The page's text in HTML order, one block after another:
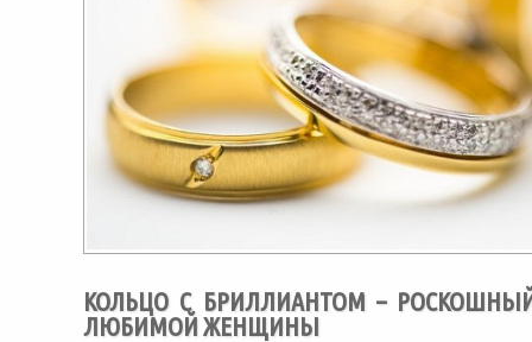
КОЛЬЦО С БРИЛЛИАНТОМ –
ЛЮБИМОЙ ЖЕНЩИНЫ